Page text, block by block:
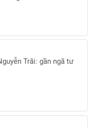
Trãi: gần ngã tư